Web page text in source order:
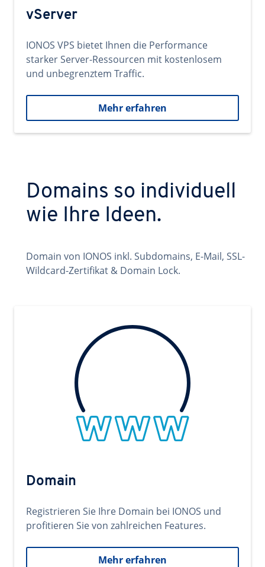
vServer
IONOS VPS bietet Ihnen die Performance
starker Server-Ressourcen mit kostenlosem
und unbegrenztem Traffic.
Mehr erfahren
Domains so individuell
wie Ihre Ideen.
Domain von IONOS inkl. Subdomains, E-Mail, SSL-
Wildcard-Zertifikat & Domain Lock.
Domain
Registrieren Sie Ihre Domain bei IONOS und
profitieren Sie von zahlreichen Features.
Mehr erfahren